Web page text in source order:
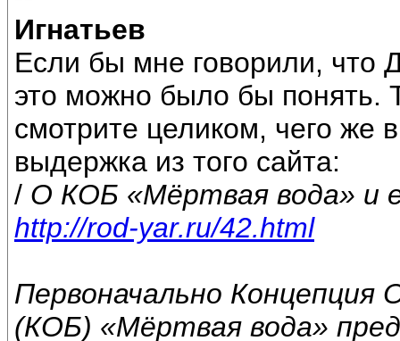
Игнатьев
Если бы мне говорили, что
это можно было бы понять.
смотрите целиком, чего же
выдержка из того сайта:
/ О КОБ «Мёртвая вода» и
http://rod-yar.ru/42.html
Первоначально
(КОБ) «Мёртвая вода»